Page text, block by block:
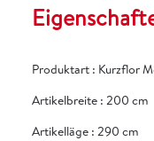
Produktart : Kurzflor
Artikelbreite : 200 cm
Artikelläge : 290 cm